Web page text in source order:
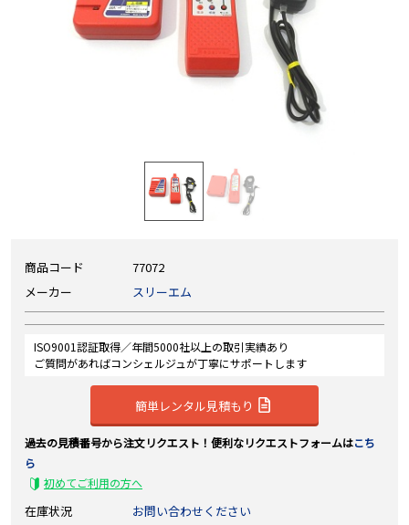
商品コード
77072
メーカー
スリーエム
ISO9001認証取得／年間5000社以上の取引実績あり
ご質問があればコンシェルジュが丁寧にサポートします
簡単レンタル見積もり
過去の見積番号から注文リクエスト！便利なリクエストフォームはこち
ら
初めてご利用の方へ
在庫状況
お問い合わせください